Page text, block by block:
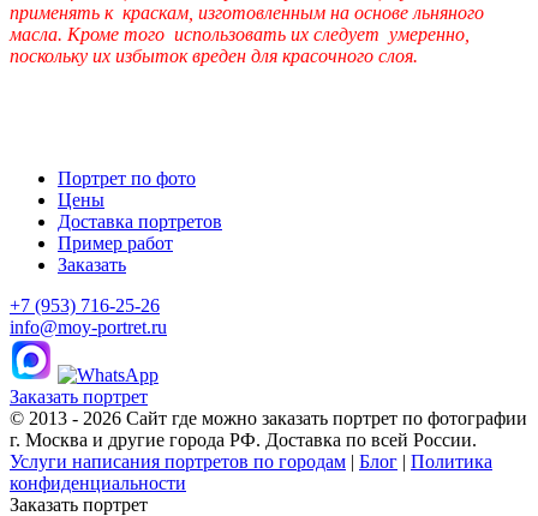
применять к краскам, изготовленным на основе льняного
масла. Кроме того использовать их следует умеренно,
поскольку их избыток вреден для красочного слоя.
Портрет по фото
Цены
Доставка портретов
Пример работ
Заказать
+7 (953) 716-25-26
info@moy-portret.ru
Заказать портрет
© 2013 - 2026 Сайт где можно заказать портрет по фотографии
г. Москва и другие города РФ. Доставка по всей России.
Услуги написания портретов по городам | Блог | Политика
конфиденциальности
Заказать портрет